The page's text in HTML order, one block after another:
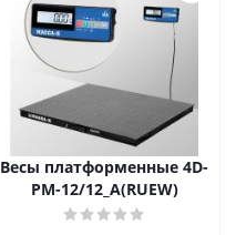
Весы платформенные 4D-
PM-12/12_A(RUEW)